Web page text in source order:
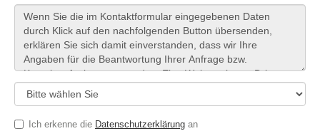
Ich erkenne die Datenschutzerklärung an